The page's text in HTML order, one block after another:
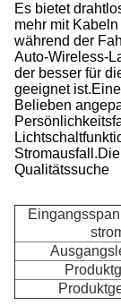
Es bietet
mehr mit
während der
Auto-Wireless-
der besser für
geeignet
Belieben
Qualitätssuche